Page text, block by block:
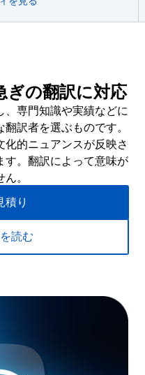
の翻訳に対応
、専門知識や実績などに
訳者を選ぶものです。
的ニュアンスが反映さ
す。翻訳によって意味が
。
積り
読む